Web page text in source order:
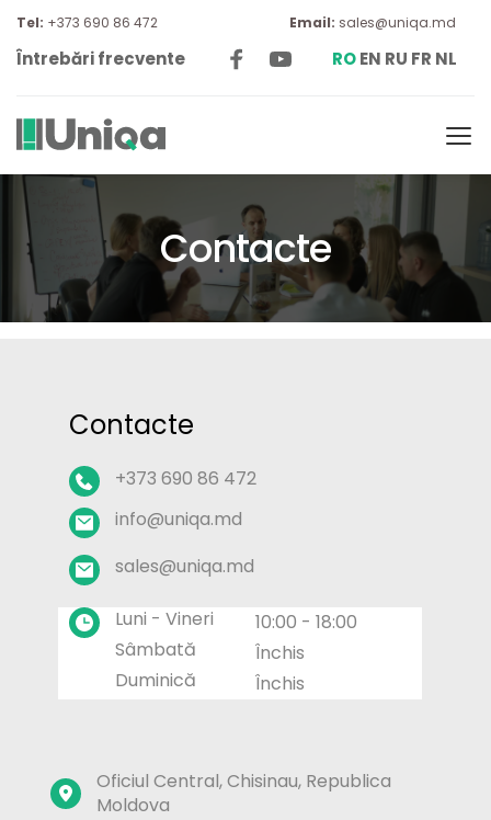
Tel: +373 690 86 472 Email: sales@uniqa.md
Întrebări frecvente ROEN RU FR NL
Contacte
Contacte
+373 690 86 472
info@uniqa.md
sales@uniqa.md
Luni - Vineri
10:00 - 18:00
Sâmbată
Închis
Duminică
Închis
Oficiul Central, Chisinau, Republica
Moldova